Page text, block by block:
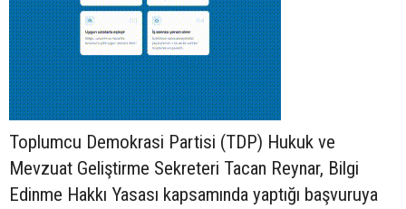
Toplumcu Demokrasi Partisi (TDP) Hukuk ve
Mevzuat Geliştirme Sekreteri Tacan Reynar, Bilgi
Edinme Hakkı Yasası kapsamında yaptığı başvuruya